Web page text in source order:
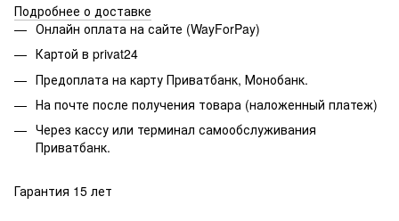
Подробнее о доставке
Онлайн оплата на сайте (WayForPay)
Картой в privat24
Предоплата на карту Приватбанк, Монобанк.
На почте после получения товара (наложенный платеж)
Через кассу или терминал самообслуживания
Приватбанк.
Гарантия 15 лет